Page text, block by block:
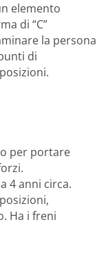
elemento
di “C”
la persona
di
per portare
4 anni circa.
Ha i freni